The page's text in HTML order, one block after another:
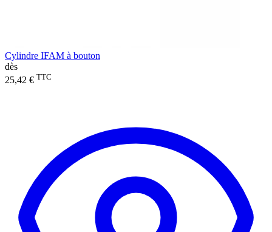
Cylindre IFAM à bouton
dès
25,42 € TTC